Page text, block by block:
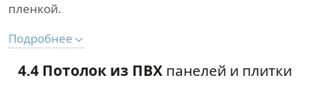
пленкой.
Подробнее
4.4 Потолок из ПВХ панелей и плитки